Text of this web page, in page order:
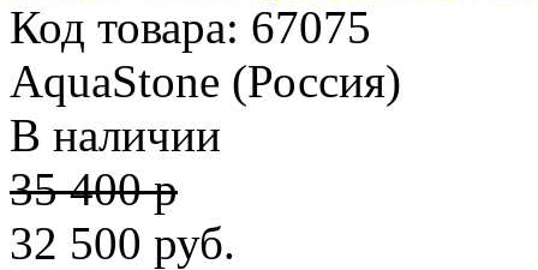
Код товара: 67075
AquaStone (Россия)
В наличии
35 400 р
32 500 руб.